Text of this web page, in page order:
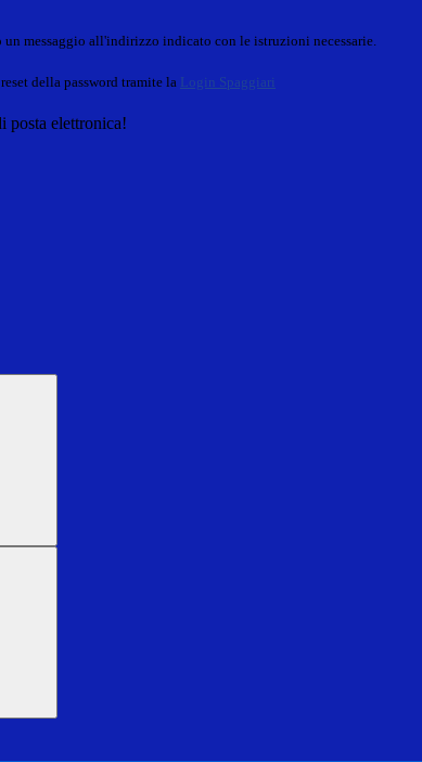
un messaggio all'indirizzo indicato con le istruzioni necessarie.
della password tramite la Login Spaggiari
posta elettronica!